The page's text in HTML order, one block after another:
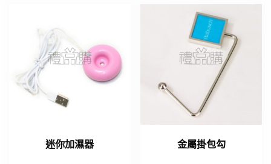
迷你加濕器 金屬掛包勾